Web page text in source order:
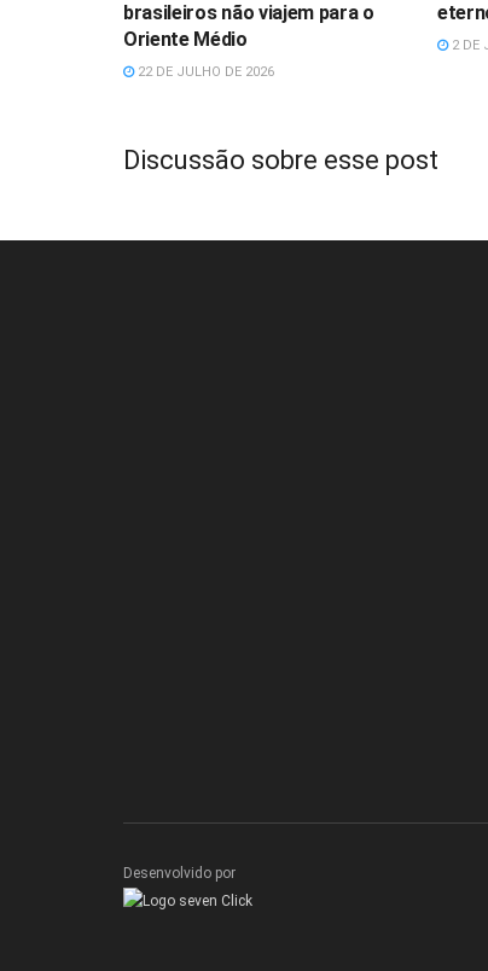
brasileiros não viajem para o
Oriente Médio
22 DE JULHO DE 2026
2 DE
Discussão sobre esse post
Desenvolvido por